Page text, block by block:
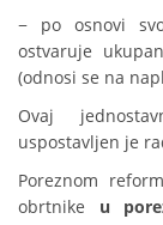
− po osnovi
ostvaruje
(odnosi se na
Ovaj
uspostavljen je
Poreznom
obrtnike u